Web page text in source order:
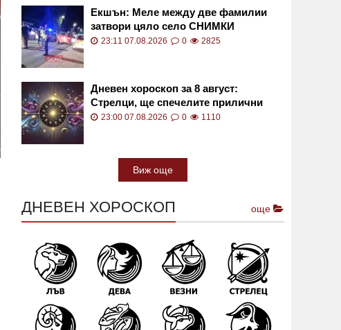
Екшън: Меле между две фамилии
затвори цяло село СНИМКИ
23:11 07.08.2026 0 2825
Дневен хороскоп за 8 август:
Стрелци, ще спечелите прилични
суми
23:00 07.08.2026 0 1110
Виж още
ДНЕВЕН ХОРОСКОП още